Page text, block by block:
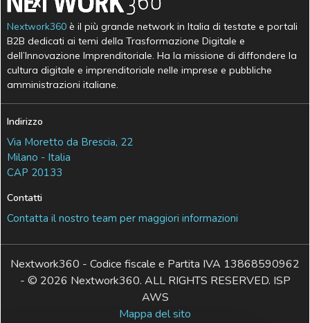
Nextwork360 è il più grande network in Italia di testate e portali
B2B dedicati ai temi della Trasformazione Digitale e
dell’Innovazione Imprenditoriale. Ha la missione di diffondere la
cultura digitale e imprenditoriale nelle imprese e pubbliche
amministrazioni italiane.
Indirizzo
Via Moretto da Brescia, 22
Milano - Italia
CAP 20133
Contatti
Contatta il nostro team per maggiori informazioni
Nextwork360 - Codice fiscale e Partita IVA 13868590962
- © 2026 Nextwork360. ALL RIGHTS RESERVED. ISP
AWS
Mappa del sito